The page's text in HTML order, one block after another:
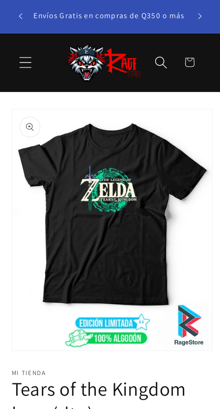
directamente
bono! Envíos Gratis en compras de Q350 o más
Carrito
a la
información
del producto
1
en
una
ventana
modal
MI TIENDA
Tears of the Kingdom